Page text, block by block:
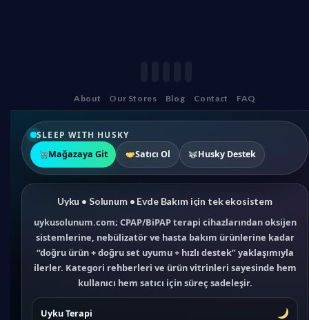
About Our Stores Blog Contact FAQ
SLEEP WITH HUSKY
Mağazaya Git
Satıcı Ol Husky Destek
Uyku • Solunum • Evde Bakım için tek ekosistem
uykusolunum.com; CPAP/BiPAP terapi cihazlarından oksijen
sistemlerine, nebülizatör ve hasta bakım ürünlerine kadar
“doğru ürün + doğru set uyumu + hızlı destek” yaklaşımıyla
ilerler. Kategori rehberleri ve ürün vitrinleri sayesinde hem
kullanıcı hem satıcı için süreç sadeleşir.
Uyku Terapi